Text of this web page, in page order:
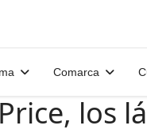
Comarca
los